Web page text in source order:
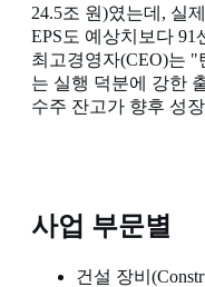
24.5조 원)였는데, 실
EPS도 예상치보다
최고경영자(CEO)는 "
는 실행 덕분에 강한
수주 잔고가 향후 성
사업 부문별
건설 장비